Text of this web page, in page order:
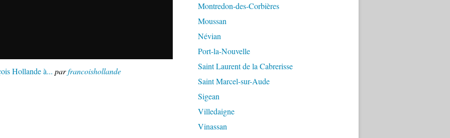
Hollande à... parfrancoishollande
Montredon-des-Corbières
Moussan
Névian
Port-la-Nouvelle
Saint Laurent de la Cabrerisse
Saint Marcel-sur-Aude
Sigean
Villedaigne
Vinassan